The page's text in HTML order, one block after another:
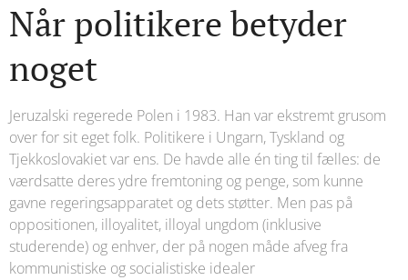
Når politikere betyder
noget
Jeruzalski regerede Polen i 1983. Han var ekstremt grusom
over for sit eget folk. Politikere i Ungarn, Tyskland og
Tjekkoslovakiet var ens. De havde alle én ting til fælles: de
værdsatte deres ydre fremtoning og penge, som kunne
gavne regeringsapparatet og dets støtter. Men pas på
oppositionen, illoyalitet, illoyal ungdom (inklusive
studerende) og enhver, der på nogen måde afveg fra
kommunistiske og socialistiske idealer